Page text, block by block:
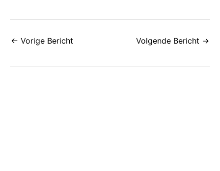
← Vorige Bericht Volgende Bericht →